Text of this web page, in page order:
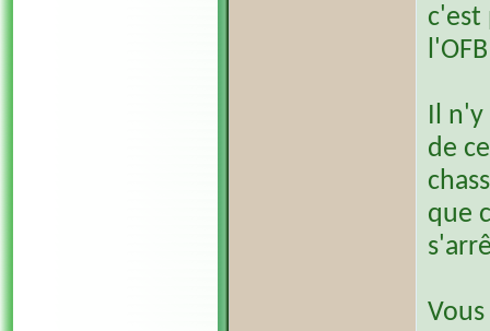
c'est
Il n'y
de
que